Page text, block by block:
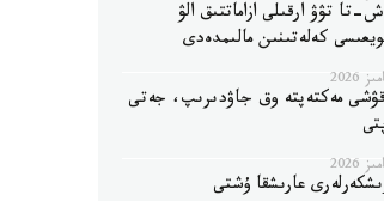
تا تۋۋ ارقىلى ازاماتتىق الۋ
كەلەتىنىن مالىمدەدى
مەكتەپتە وق جاۋدىرىپ، جەتى